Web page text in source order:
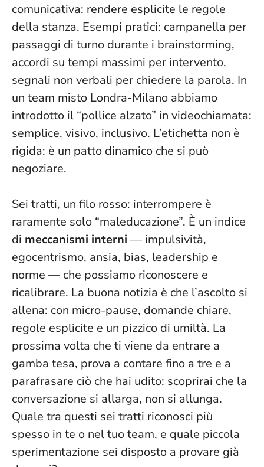
comunicativa: rendere esplicite le regole
della stanza. Esempi pratici: campanella per
passaggi di turno durante i brainstorming,
accordi su tempi massimi per intervento,
segnali non verbali per chiedere la parola. In
un team misto Londra-Milano abbiamo
introdotto il “pollice alzato” in videochiamata:
semplice, visivo, inclusivo. L’etichetta non è
rigida: è un patto dinamico che si può
negoziare.
Sei tratti, un filo rosso: interrompere è
raramente solo “maleducazione”. È un indice
di meccanismi interni — impulsività,
egocentrismo, ansia, bias, leadership e
norme — che possiamo riconoscere e
ricalibrare. La buona notizia è che l’ascolto si
allena: con micro-pause, domande chiare,
regole esplicite e un pizzico di umiltà. La
prossima volta che ti viene da entrare a
gamba tesa, prova a contare fino a tre e a
parafrasare ciò che hai udito: scoprirai che la
conversazione si allarga, non si allunga.
Quale tra questi sei tratti riconosci più
spesso in te o nel tuo team, e quale piccola
sperimentazione sei disposto a provare già